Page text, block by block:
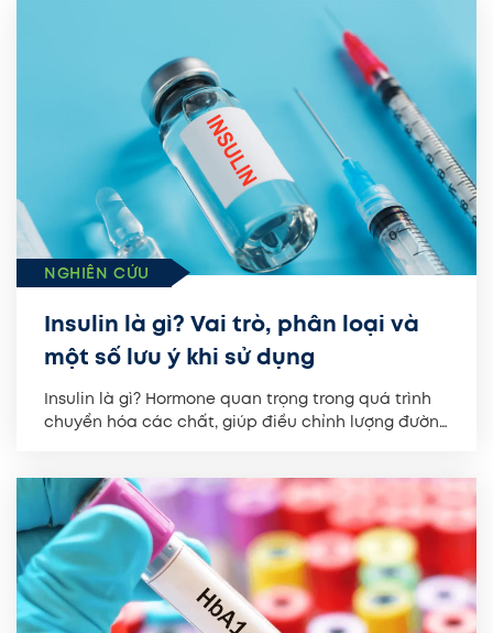
NGHIÊN CỨU
Insulin là gì? Vai trò, phân loại và
một số lưu ý khi sử dụng
Insulin là gì? Hormone quan trọng trong quá trình
chuyển hóa các chất, giúp điều chỉnh lượng đường